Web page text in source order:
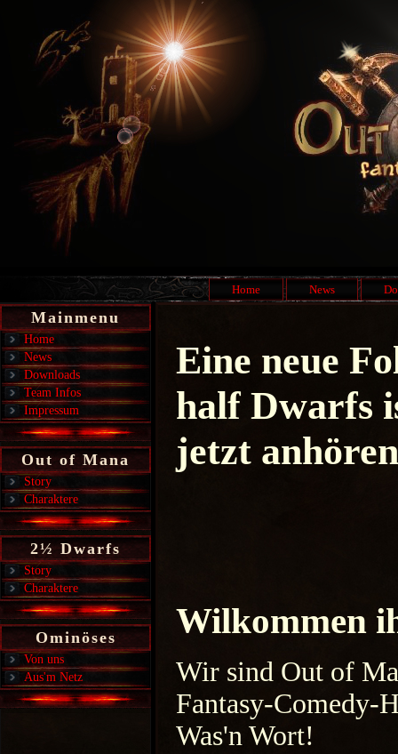
Home News
Mainmenu
Home
News
Downloads
Team Infos
Impressum
Out of Mana
Story
Charaktere
2½ Dwarfs
Story
Charaktere
Ominöses
Von uns
Aus'm Netz
Eine neue
half Dwarfs
jetzt
Wilkommen
Wir sind Out of
Fantasy-Comedy-
Was'n Wort!